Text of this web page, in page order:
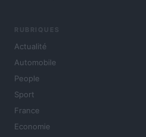
RUBRIQUES
Actualité
Automobile
People
Sport
France
Economie